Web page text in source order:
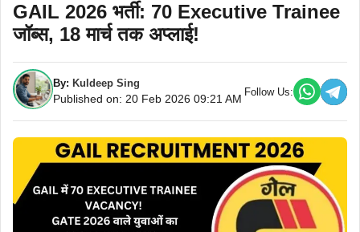
GAIL 2026 भर्ती: 70 Executive Trainee
जॉब्स, 18 मार्च तक अप्लाई!
By: Kuldeep Sing
Published on: 20 Feb 2026 09:21 AM
Follow Us: